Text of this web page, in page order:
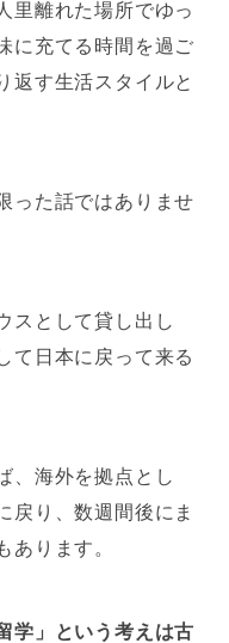
里離れた場所でゆっ
に充てる時間を過ご
返す生活スタイルと
った話ではありませ
スとして貸し出し
て日本に戻って来る
、海外を拠点とし
戻り、数週間後にま
あります。
学」という考えは古